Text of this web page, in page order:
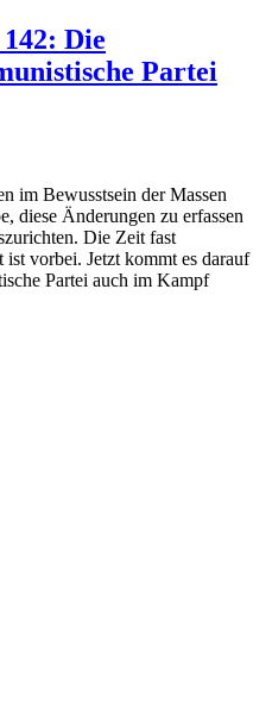
Die
Partei
im Bewusstsein der Massen
diese Änderungen zu erfassen
Die Zeit fast
ist vorbei. Jetzt kommt es darauf
Partei auch im Kampf